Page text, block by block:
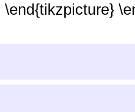
\end{tikzpicture}